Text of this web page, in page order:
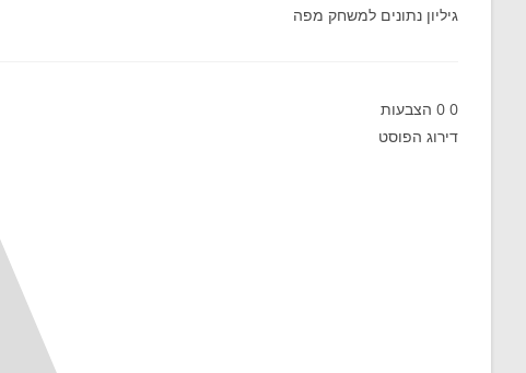
גיליון נתונים למשחק מפה
0
0 הצבעות
דירוג הפוסט